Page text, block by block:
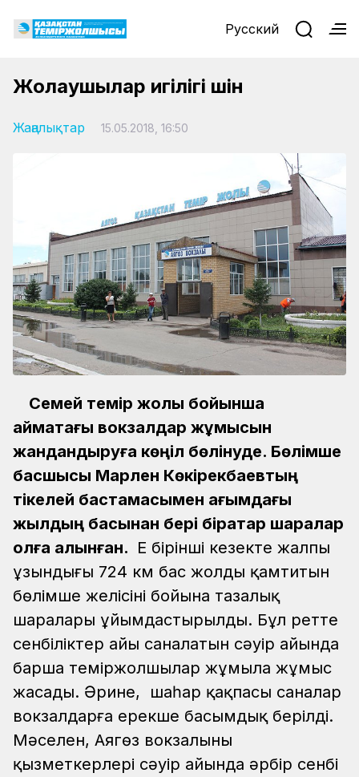
Русский
Жолаушылар игілігі үшін
Жаңалықтар 15.05.2018, 16:50
Семей темір жолы бойынша
аймақтағы вокзалдар жұмысын
жандандыруға көңіл бөлінуде. Бөлімше
басшысы Марлен Көкірекбаевтың
тікелей бастамасымен ағымдағы
жылдың басынан бері бірқатар шаралар
қолға алынған. Ең бірінші кезекте жалпы
ұзындығы 724 км бас жолды қамтитын
бөлімше желісінің бойына тазалық
шаралары ұйымдастырылды. Бұл ретте
сенбіліктер айы саналатын сәуір айында
барша теміржолшылар жұмыла жұмыс
жасады. Әрине, шаһар қақпасы саналар
вокзалдарға ерекше басымдық берілді.
Мәселен, Аягөз вокзалының
қызметкерлері сәуір айында әрбір сенбі